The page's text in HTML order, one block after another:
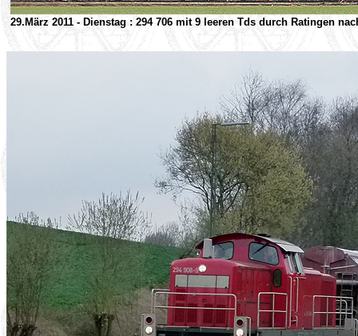
29.März 2011 - Dienstag : 294 706 mit 9 leeren Tds durch Ratingen